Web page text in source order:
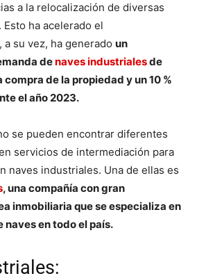
a la relocalización de diversas
ha acelerado el
su vez, ha generado un
denaves industrialesde
compra de la propiedad y un 10 %
el año 2023.
se pueden encontrar diferentes
servicios de intermediación para
naves industriales. Una de ellas es
, una compañía con gran
inmobiliaria que se especializa en
naves en todo el país.